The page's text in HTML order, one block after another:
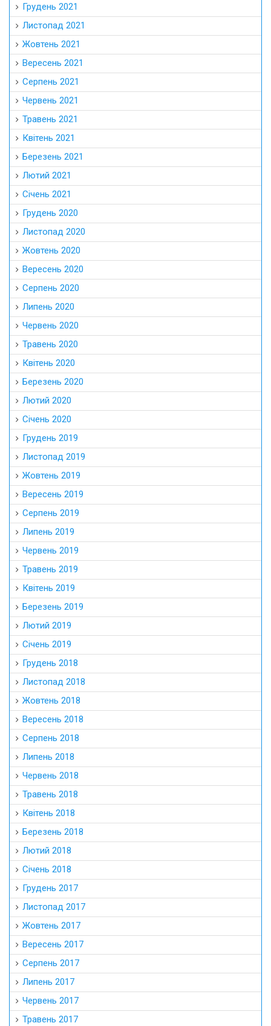
Грудень 2021
Листопад 2021
Жовтень 2021
Вересень 2021
Серпень 2021
Червень 2021
Травень 2021
Квітень 2021
Березень 2021
Лютий 2021
Січень 2021
Грудень 2020
Листопад 2020
Жовтень 2020
Вересень 2020
Серпень 2020
Липень 2020
Червень 2020
Травень 2020
Квітень 2020
Березень 2020
Лютий 2020
Січень 2020
Грудень 2019
Листопад 2019
Жовтень 2019
Вересень 2019
Серпень 2019
Липень 2019
Червень 2019
Травень 2019
Квітень 2019
Березень 2019
Лютий 2019
Січень 2019
Грудень 2018
Листопад 2018
Жовтень 2018
Вересень 2018
Серпень 2018
Липень 2018
Червень 2018
Травень 2018
Квітень 2018
Березень 2018
Лютий 2018
Січень 2018
Грудень 2017
Листопад 2017
Жовтень 2017
Вересень 2017
Серпень 2017
Липень 2017
Червень 2017
Травень 2017